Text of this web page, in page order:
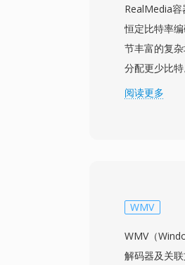
RealMedia
恒定比特率
节丰富的复
分配更少比
供了显著更
供了可变比
群体，在
阅读更多
WMV
WMV（
解码器及关